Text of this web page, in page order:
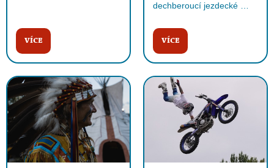
VÍCE
dechberoucí jezdecké …
VÍCE